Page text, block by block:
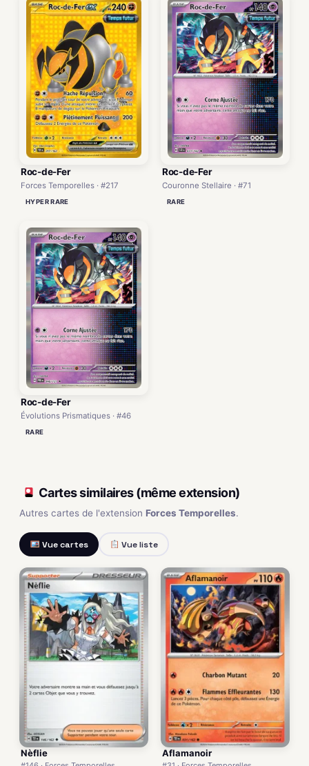
Roc-de-Fer
Forces Temporelles · #217
HYPER RARE
Roc-de-Fer
Couronne Stellaire · #71
RARE
Roc-de-Fer
Évolutions Prismatiques · #46
RARE
Cartes similaires (même extension)
Autres cartes de l'extension Forces Temporelles.
Vue cartes Vue liste
Nèflie Aflamanoir